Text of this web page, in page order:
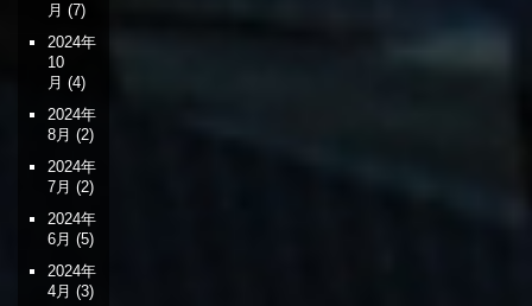
月 (7)
2024年
10
月 (4)
2024年
8月 (2)
2024年
7月 (2)
2024年
6月 (5)
2024年
4月 (3)